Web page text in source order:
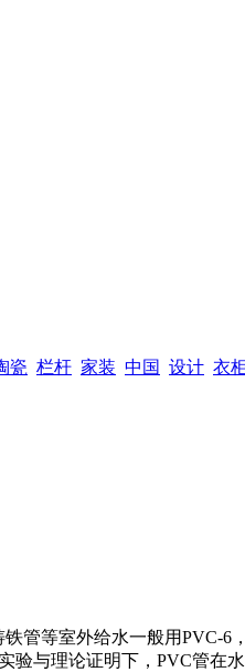
瓷 栏杆 家装 中国 设计 衣
管等室外给水一般用PVC-6
验与理论证明下，PVC管